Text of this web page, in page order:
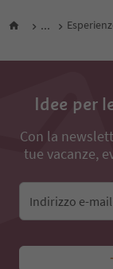
...
Idee per
Con la
tue vacanze,
Indirizzo e-